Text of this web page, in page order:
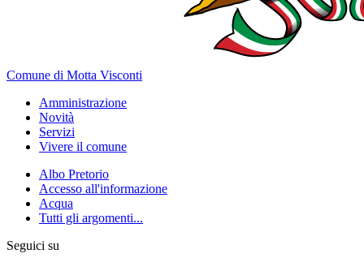
Comune di Motta Visconti
Amministrazione
Novità
Servizi
Vivere il comune
Albo Pretorio
Accesso all'informazione
Acqua
Tutti gli argomenti...
Seguici su